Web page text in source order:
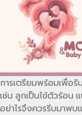
การเตรียมพร้อมเพื่อ
เช่น ลูกเป็นไข้ตัวร้อน
อย่าไรจึงควรรีบมาพ